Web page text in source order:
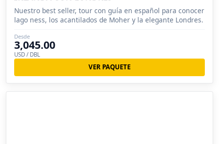
Nuestro best seller, tour con guía en español para conocer
lago ness, los acantilados de Moher y la elegante Londres.
Desde
3,045.00
USD / DBL
VER PAQUETE